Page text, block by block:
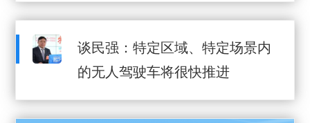
谈民强：特定区域、特定场景内
的无人驾驶车将很快推进